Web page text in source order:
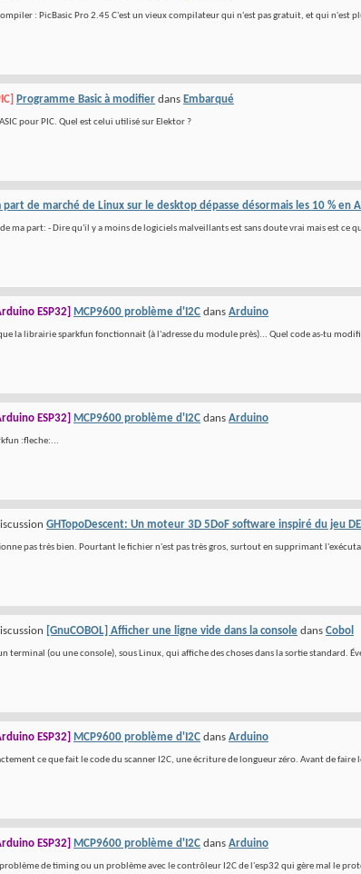
: PicBasic Pro 2.45 C'est un vieux compilateur qui n'est pas gratuit, et qui n'est
Programme Basic à modifier dans Embarqué
pour PIC. Quel est celui utilisé sur Elektor ?
part de marché de Linux sur le desktop dépasse désormais les 10 % en
ma part: - Dire qu'il y a moins de logiciels malveillants est sans doute vrai mais est ce
ESP32] MCP9600 problème d'I2C dans Arduino
la librairie sparkfun fonctionnait (à l'adresse du module près)... Quel code as-tu
ESP32] MCP9600 problème d'I2C dans Arduino
:fleche:...
GHTopoDescent: Un moteur 3D 5DoF software inspiré du jeu
pas très bien. Pourtant le fichier n'est pas très gros, surtout en supprimant
[GnuCOBOL] Afficher une ligne vide dans la console dans Cobol
terminal (ou une console), sous Linux, qui affiche des choses dans la sortie standard.
ESP32] MCP9600 problème d'I2C dans Arduino
ce que fait le code du scanner I2C, une écriture de longueur zéro. Avant de faire
ESP32] MCP9600 problème d'I2C dans Arduino
de timing ou un problème avec le contrôleur I2C de l'esp32 qui gère mal le